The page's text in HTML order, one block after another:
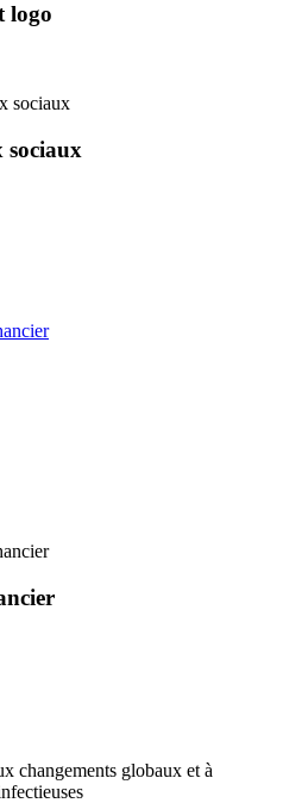
logo
sociaux
sociaux
changements globaux et à